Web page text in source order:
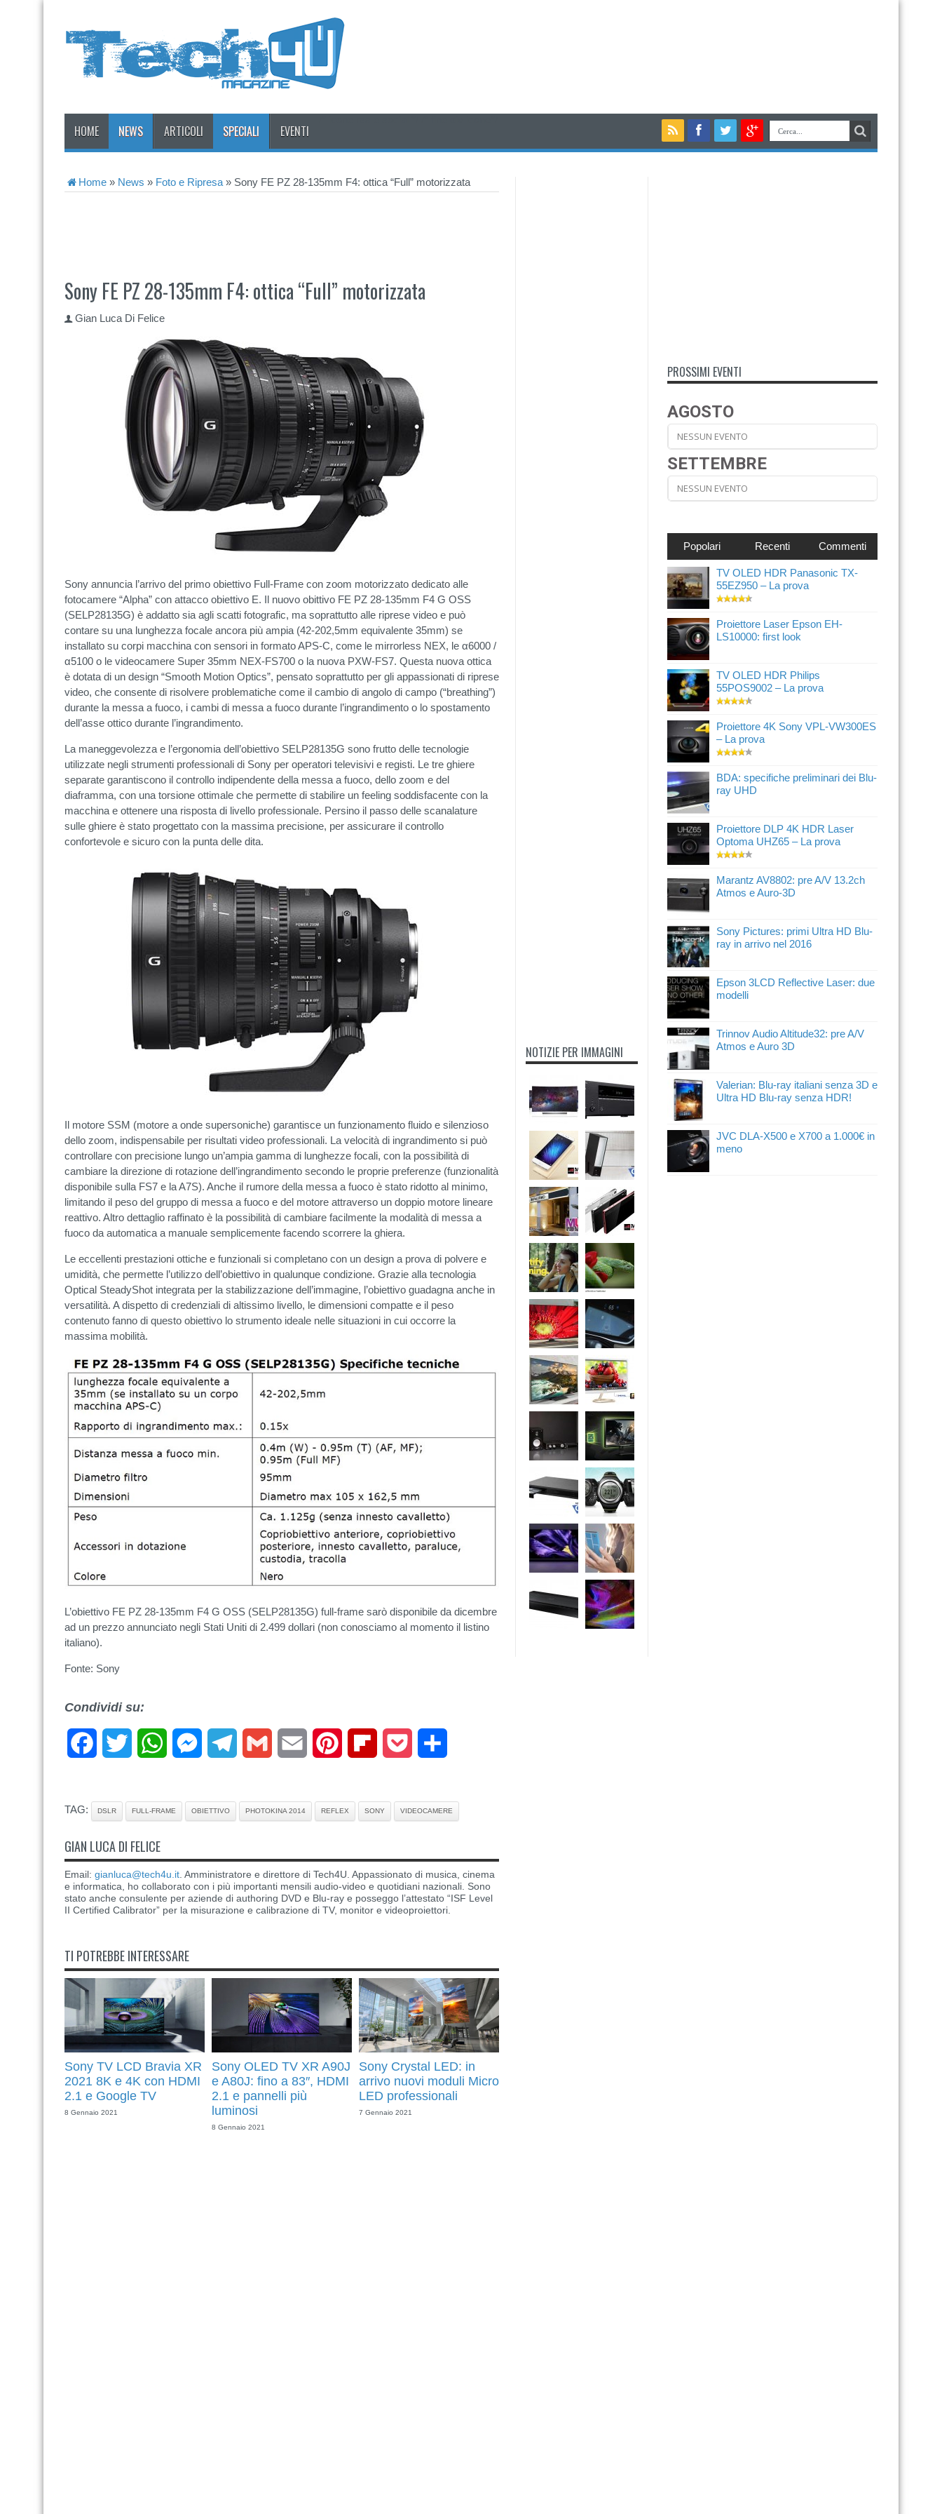
HOME NEWS ARTICOLI SPECIALI EVENTI
Home » News » Foto e Ripresa » Sony FE PZ 28-135mm F4: ottica “Full” motorizzata
Sony FE PZ 28-135mm F4: ottica “Full” motorizzata
Gian Luca Di Felice
Sony annuncia l’arrivo del primo obiettivo Full-Frame con zoom motorizzato dedicato alle
fotocamere “Alpha” con attacco obiettivo E. Il nuovo obittivo FE PZ 28-135mm F4 G OSS
(SELP28135G) è addatto sia agli scatti fotografic, ma soprattutto alle riprese video e può
contare su una lunghezza focale ancora più ampia (42-202,5mm equivalente 35mm) se
installato su corpi macchina con sensori in formato APS-C, come le mirrorless NEX, le α6000 /
α5100 o le videocamere Super 35mm NEX-FS700 o la nuova PXW-FS7. Questa nuova ottica
è dotata di un design “Smooth Motion Optics”, pensato soprattutto per gli appassionati di riprese
video, che consente di risolvere problematiche come il cambio di angolo di campo (“breathing”)
durante la messa a fuoco, i cambi di messa a fuoco durante l’ingrandimento o lo spostamento
dell’asse ottico durante l’ingrandimento.
La maneggevolezza e l’ergonomia dell’obiettivo SELP28135G sono frutto delle tecnologie
utilizzate negli strumenti professionali di Sony per operatori televisivi e registi. Le tre ghiere
separate garantiscono il controllo indipendente della messa a fuoco, dello zoom e del
diaframma, con una torsione ottimale che permette di stabilire un feeling soddisfacente con la
macchina e ottenere una risposta di livello professionale. Persino il passo delle scanalature
sulle ghiere è stato progettato con la massima precisione, per assicurare il controllo
confortevole e sicuro con la punta delle dita.
Il motore SSM (motore a onde supersoniche) garantisce un funzionamento fluido e silenzioso
dello zoom, indispensabile per risultati video professionali. La velocità di ingrandimento si può
controllare con precisione lungo un’ampia gamma di lunghezze focali, con la possibilità di
cambiare la direzione di rotazione dell’ingrandimento secondo le proprie preferenze (funzionalità
disponibile sulla FS7 e la A7S). Anche il rumore della messa a fuoco è stato ridotto al minimo,
limitando il peso del gruppo di messa a fuoco e del motore attraverso un doppio motore lineare
reattivo. Altro dettaglio raffinato è la possibilità di cambiare facilmente la modalità di messa a
fuoco da automatica a manuale semplicemente facendo scorrere la ghiera.
Le eccellenti prestazioni ottiche e funzionali si completano con un design a prova di polvere e
umidità, che permette l’utilizzo dell’obiettivo in qualunque condizione. Grazie alla tecnologia
Optical SteadyShot integrata per la stabilizzazione dell’immagine, l’obiettivo guadagna anche in
versatilità. A dispetto di credenziali di altissimo livello, le dimensioni compatte e il peso
contenuto fanno di questo obiettivo lo strumento ideale nelle situazioni in cui occorre la
massima mobilità.
L’obiettivo FE PZ 28-135mm F4 G OSS (SELP28135G) full-frame sarò disponibile da dicembre
ad un prezzo annunciato negli Stati Uniti di 2.499 dollari (non conosciamo al momento il listino
italiano).
Fonte: Sony
Condividi su:
FacebookTwitter WhatsAppMessengerTelegramGmail Email Pinterest FlipboardPocket
TAG: DSLR FULL-FRAME OBIETTIVO PHOTOKINA 2014 REFLEX SONY VIDEOCAMERE
GIAN LUCA DI FELICE
Email: gianluca@tech4u.it . Amministratore e direttore di Tech4U. Appassionato di musica, cinema
e informatica, ho collaborato con i più importanti mensili audio-video e quotidiani nazionali. Sono
stato anche consulente per aziende di authoring DVD e Blu-ray e posseggo l’attestato “ISF Level
II Certified Calibrator” per la misurazione e calibrazione di TV, monitor e videoproiettori.
TI POTREBBE INTERESSARE
Sony TV LCD Bravia XR
2021 8K e 4K con HDMI
2.1 e Google TV
8 Gennaio 2021
Sony OLED TV XR A90J
e A80J: fino a 83″, HDMI
2.1 e pannelli più
luminosi
8 Gennaio 2021
Sony Crystal LED: in
arrivo nuovi moduli Micro
LED professionali
7 Gennaio 2021
NOTIZIE PER IMMAGINI
PROSSIMI EVENTI
AGOSTO
NESSUN EVENTO
SETTEMBRE
NESSUN EVENTO
Popolari Recenti Commenti
TV OLED HDR Panasonic TX-
55EZ950 – La prova
Proiettore Laser Epson EH-
LS10000: first look
TV OLED HDR Philips
55POS9002 – La prova
Proiettore 4K Sony VPL-VW300ES
– La prova
BDA: specifiche preliminari dei Blu-
ray UHD
Proiettore DLP 4K HDR Laser
Optoma UHZ65 – La prova
Marantz AV8802: pre A/V 13.2ch
Atmos e Auro-3D
Sony Pictures: primi Ultra HD Blu-
ray in arrivo nel 2016
Epson 3LCD Reflective Laser: due
modelli
Trinnov Audio Altitude32: pre A/V
Atmos e Auro 3D
Valerian: Blu-ray italiani senza 3D e
Ultra HD Blu-ray senza HDR!
JVC DLA-X500 e X700 a 1.000€ in
meno